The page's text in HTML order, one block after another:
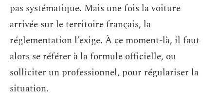
pas systématique. Mais une fois la voiture
arrivée sur le territoire français, la
réglementation l’exige. À ce moment-là, il faut
alors se référer à la formule officielle, ou
solliciter un professionnel, pour régulariser la
situation.